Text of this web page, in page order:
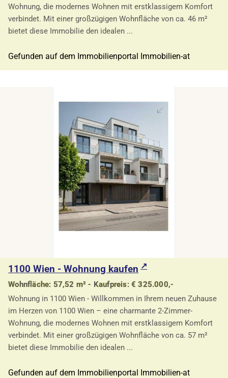
Wohnung, die modernes Wohnen mit erstklassigem Komfort
verbindet. Mit einer großzügigen Wohnfläche von ca. 46 m²
bietet diese Immobilie den idealen ...
Gefunden auf dem Immobilienportal Immobilien-at
1100 Wien - Wohnung kaufen
Wohnfläche: 57,52 m² - Kaufpreis: € 325.000,-
Wohnung in 1100 Wien - Willkommen in Ihrem neuen Zuhause
im Herzen von 1100 Wien – eine charmante 2-Zimmer-
Wohnung, die modernes Wohnen mit erstklassigem Komfort
verbindet. Mit einer großzügigen Wohnfläche von ca. 57 m²
bietet diese Immobilie den idealen ...
Gefunden auf dem Immobilienportal Immobilien-at